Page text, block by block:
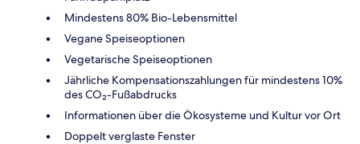
Mindestens 80% Bio-Lebensmittel
Vegane Speiseoptionen
Vegetarische Speiseoptionen
Jährliche Kompensationszahlungen für mindestens 10%
des CO₂-Fußabdrucks
Informationen über die Ökosysteme und Kultur vor Ort
Doppelt verglaste Fenster